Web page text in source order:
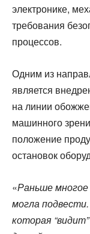
электронике,
требования
процессов.
Одним из
является
на линии
машинного
положение
остановок
«Раньше многое
могла
которая